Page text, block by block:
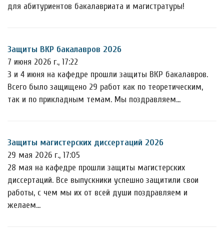
для абитуриентов бакалавриата и магистратуры!
Защиты ВКР бакалавров 2026
7 июня 2026 г., 17:22
3 и 4 июня на кафедре прошли защиты ВКР бакалавров.
Всего было защищено 29 работ как по теоретическим,
так и по прикладным темам. Мы поздравляем…
Защиты магистерских диссертаций 2026
29 мая 2026 г., 17:05
28 мая на кафедре прошли защиты магистерских
диссертаций. Все выпускники успешно защитили свои
работы, с чем мы их от всей души поздравляем и
желаем…